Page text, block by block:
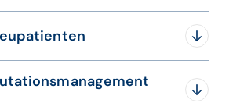
Sie Ihr Budget